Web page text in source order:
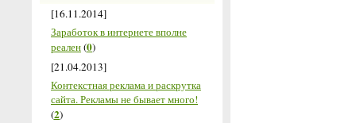
[16.11.2014]
Заработок в интернете вполне
реален(0)
[21.04.2013]
Контекстная реклама и раскрутка
сайта. Рекламы не бывает много!
(2)